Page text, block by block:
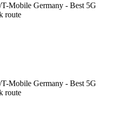
Mobile Germany - Best 5G
route
Mobile Germany - Best 5G
route